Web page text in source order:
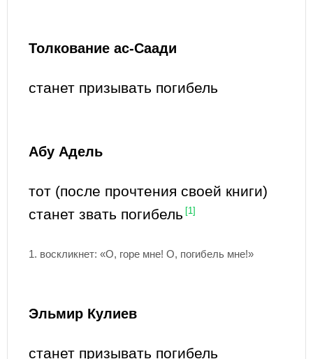
Толкование ас-Саади
станет призывать погибель
Абу Адель
тот (после прочтения своей книги)
станет звать погибель
[1]
1. воскликнет: «О, горе мне! О, погибель мне!»
Эльмир Кулиев
станет призывать погибель